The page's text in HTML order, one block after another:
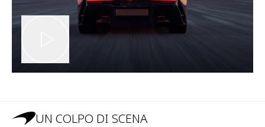
UN COLPO DI SCENA